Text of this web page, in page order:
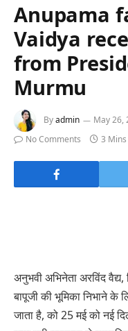
Anupama
Vaidya
from
Murmu
Byadmin May 26,
No Comments
3 Mins
अनुभवी अभिनेता अरविंद
बापूजी की भूमिका निभाने के
जाता है, को 25 मई को नई